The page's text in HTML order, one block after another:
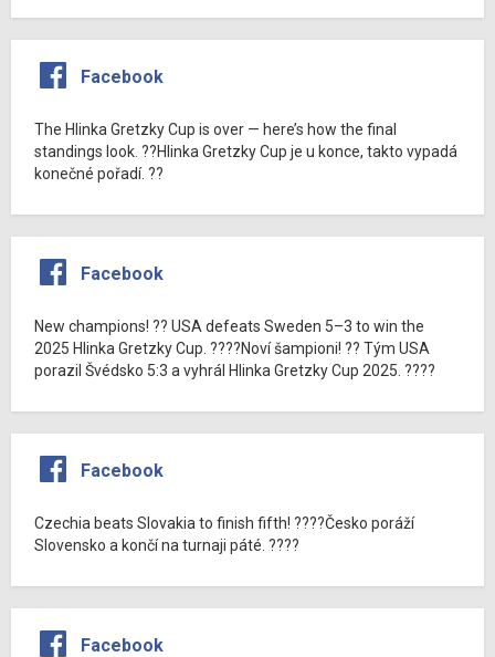
Facebook
The Hlinka Gretzky Cup is over — here’s how the final
standings look. ??Hlinka Gretzky Cup je u konce, takto vypadá
konečné pořadí. ??
Facebook
New champions! ?? USA defeats Sweden 5–3 to win the
2025 Hlinka Gretzky Cup. ????Noví šampioni! ?? Tým USA
porazil Švédsko 5:3 a vyhrál Hlinka Gretzky Cup 2025. ????
Facebook
Czechia beats Slovakia to finish fifth! ????Česko poráží
Slovensko a končí na turnaji páté. ????
Facebook